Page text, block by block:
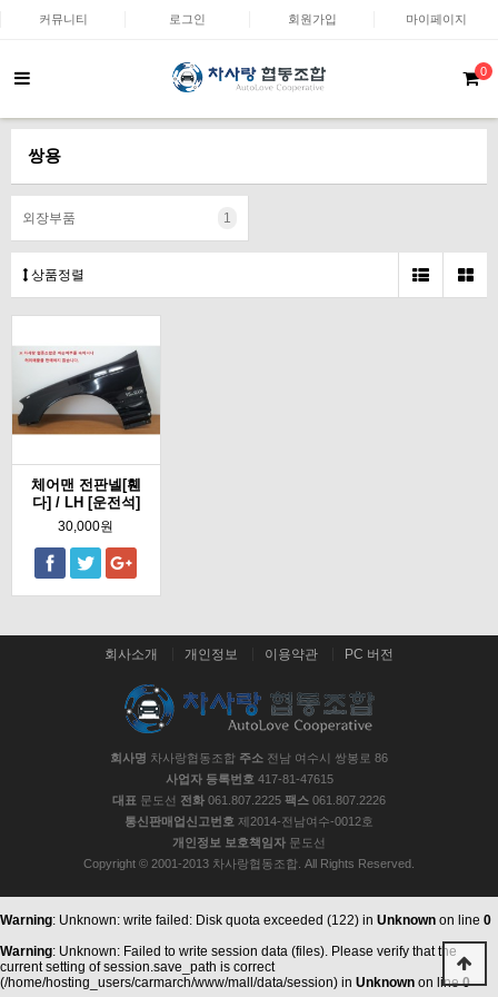
커뮤니티 로그인 회원가입 마이페이지
0
쌍용
외장부품 1
상품정렬
체어맨 전판넬[휀
다] / LH [운전석]
30,000원
회사소개 개인정보 이용약관 PC 버전
회사명 차사랑협동조합 주소 전남 여수시 쌍봉로 86
사업자 등록번호 417-81-47615
대표 문도선 전화 061.807.2225 팩스 061.807.2226
통신판매업신고번호 제2014-전남여수-0012호
개인정보 보호책임자 문도선
Copyright © 2001-2013 차사랑협동조합. All Rights Reserved.
Warning: Unknown: write failed: Disk quota exceeded (122) in Unknown on line 0
Warning: Unknown: Failed to write session data (files). Please verify that the
current setting of session.save_path is correct
(/home/hosting_users/carmarch/www/mall/data/session) in Unknown on line0